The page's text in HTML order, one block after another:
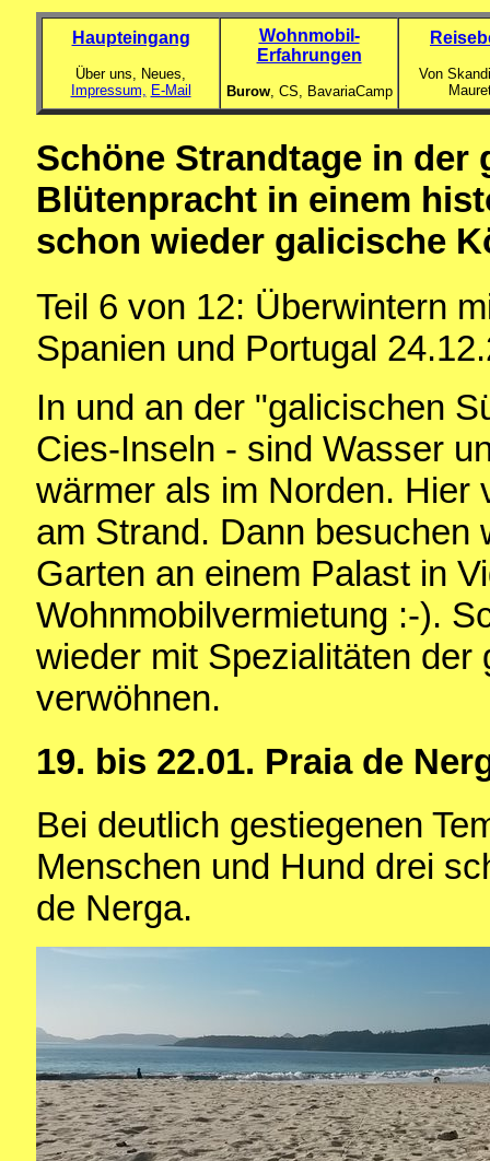
Haupteingang
Über uns, Neues,
Impressum, E-Mail
Wohnmobil-
Erfahrungen
Burow, CS, BavariaCamp
Von
Schöne Strandtage in der
Blütenpracht in einem
schon wieder galicische
Teil 6 von 12: Überwintern
Spanien und Portugal
In und an der "galicischen
Cies-Inseln - sind Wasser
wärmer als im Norden. Hier
am Strand. Dann besuchen
Garten an einem Palast in
Wohnmobilvermietung :-).
wieder mit Spezialitäten der
verwöhnen.
19. bis 22.01. Praia de
Bei deutlich gestiegenen
Menschen und Hund drei
de Nerga.